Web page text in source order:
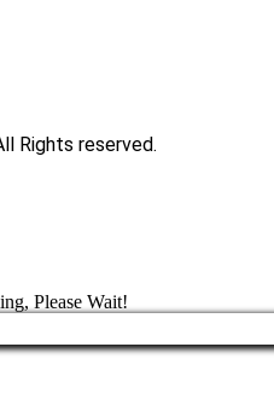
Rights reserved.